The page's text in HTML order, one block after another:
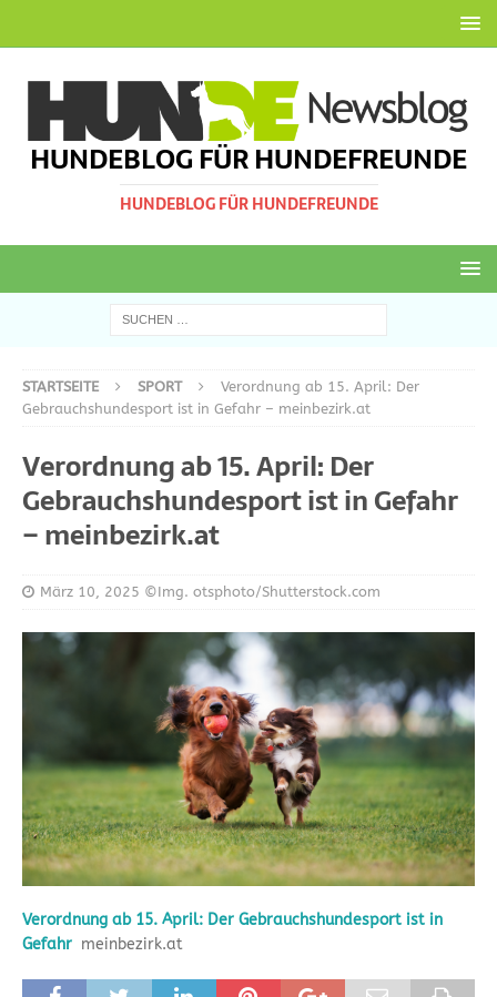
HUNDEBLOG FÜR HUNDEFREUNDE
HUNDEBLOG FÜR HUNDEFREUNDE
STARTSEITE SPORT
Verordnung ab 15. April: Der
Gebrauchshundesport ist in Gefahr – meinbezirk.at
Verordnung ab 15. April: Der
Gebrauchshundesport ist in Gefahr
– meinbezirk.at
März 10, 2025 ©Img. otsphoto/Shutterstock.com
Verordnung ab 15. April: Der Gebrauchshundesport ist in
Gefahr meinbezirk.at